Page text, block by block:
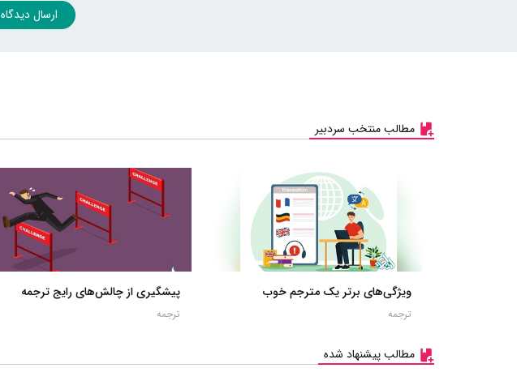
ارسال دیدگاه
مطالب منتخب سردبیر
ویژگی‌های برتر یک مترجم خوب
ترجمه
پیشگیری از چالش‌های رایج ترجمه
ترجمه
مطالب پیشنهاد شده